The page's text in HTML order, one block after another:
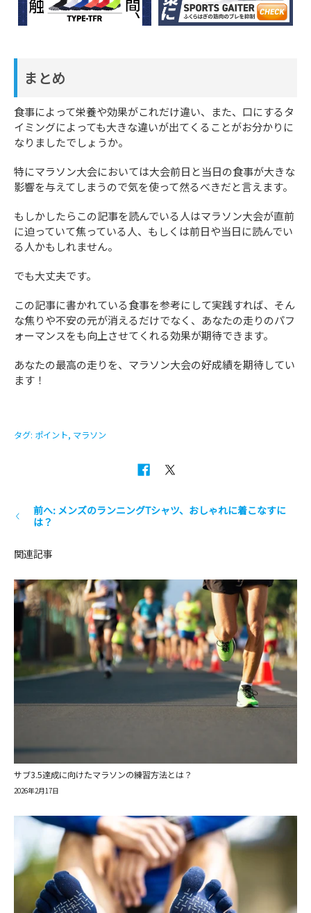
まとめ
食事によって栄養や効果がこれだけ違い、また、口にするタ
イミングによっても大きな違いが出てくることがお分かりに
なりましたでしょうか。
特にマラソン大会においては大会前日と当日の食事が大きな
影響を与えてしまうので気を使って然るべきだと言えます。
もしかしたらこの記事を読んでいる人はマラソン大会が直前
に迫っていて焦っている人、もしくは前日や当日に読んでい
る人かもしれません。
でも大丈夫です。
この記事に書かれている食事を参考にして実践すれば、そん
な焦りや不安の元が消えるだけでなく、あなたの走りのパフ
ォーマンスをも向上させてくれる効果が期待できます。
あなたの最高の走りを、マラソン大会の好成績を期待してい
ます！
タグ: ポイント, マラソン
前へ: メンズのランニングTシャツ、おしゃれに着こなすに
は？
関連記事
サブ3.5達成に向けたマラソンの練習方法とは？
2026年2月17日